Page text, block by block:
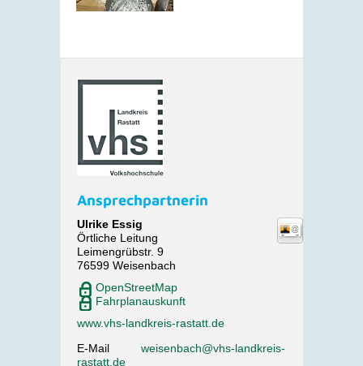
Ansprechpartnerin
Ulrike Essig
Örtliche Leitung
Leimengrübstr. 9
76599 Weisenbach
OpenStreetMap
Fahrplanauskunft
www.vhs-landkreis-rastatt.de
E-Mail
weisenbach@vhs-landkreis-
rastatt.de